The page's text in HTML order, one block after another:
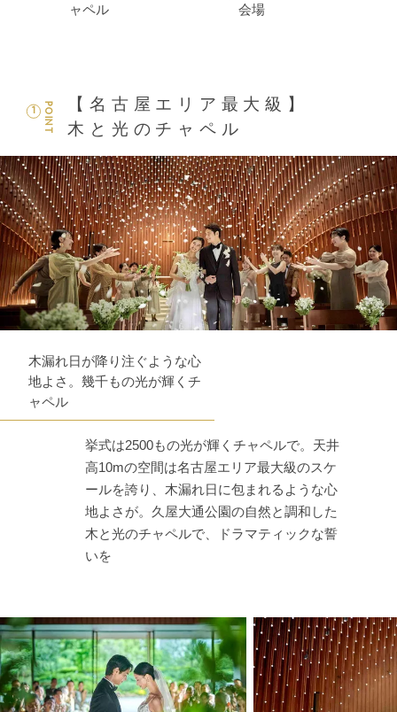
ャペル
会場
POINT
1
【名古屋エリア最大級】
木と光のチャペル
木漏れ日が降り注ぐような心
地よさ。幾千もの光が輝くチ
ャペル
挙式は2500もの光が輝くチャペルで。天井
高10mの空間は名古屋エリア最大級のスケ
ールを誇り、木漏れ日に包まれるような心
地よさが。久屋大通公園の自然と調和した
木と光のチャペルで、ドラマティックな誓
いを